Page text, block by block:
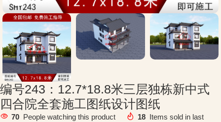
编号243：12.7*18.8米三层独栋新中式
四合院全套施工图纸设计图纸
70 People watching this product
18 Items sold in last